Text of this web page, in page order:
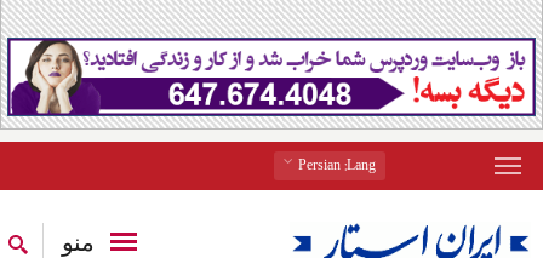
Lang
: Persian
منو